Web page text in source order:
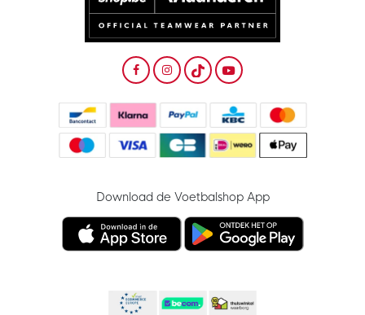
Download de Voetbalshop App